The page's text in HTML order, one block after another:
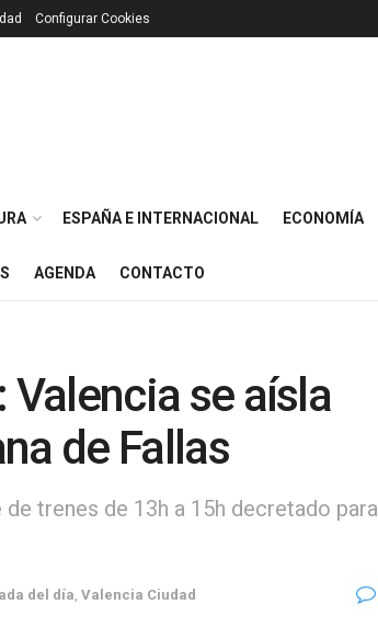
Configurar Cookies
ESPAÑA E INTERNACIONAL ECONOMÍA
AGENDA CONTACTO
Valencia se aísla
de Fallas
trenes de 13h a 15h decretado para
del día Valencia Ciudad